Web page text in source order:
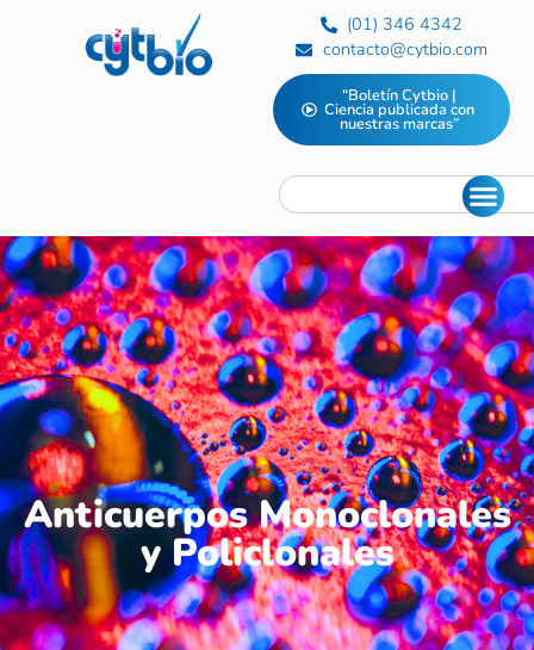
(01) 346 4342
contacto@cytbio.com
“Boletín Cytbio |
Ciencia publicada con
nuestras marcas”
Anticuerpos Monoclonales
y Policlonales